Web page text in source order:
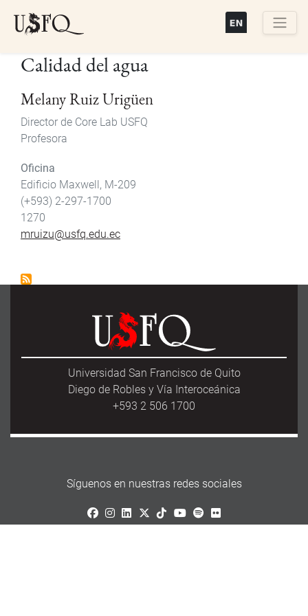
Calidad del agua
Melany Ruiz Urigüen
Director de Core Lab USFQ
Profesora
Oficina
Edificio Maxwell, M-209
(+593) 2-297-1700
1270
mruizu@usfq.edu.ec
Universidad San Francisco de Quito
Diego de Robles y Vía Interoceánica
+593 2 506 1700
Síguenos en nuestras redes sociales